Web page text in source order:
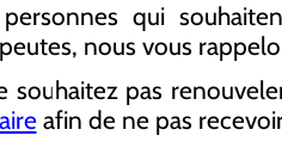
qui
nous vous
souhaitez pas
afin de ne pas